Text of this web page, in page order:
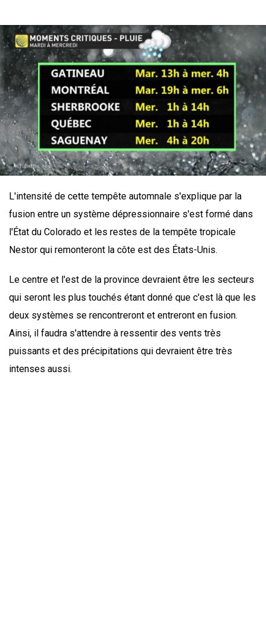
L'intensité de cette tempête automnale s'explique par la
fusion entre un système dépressionnaire s'est formé dans
l'État du Colorado et les restes de la tempête tropicale
Nestor qui remonteront la côte est des États-Unis.
Le centre et l'est de la province devraient être les secteurs
qui seront les plus touchés étant donné que c'est là que les
deux systèmes se rencontreront et entreront en fusion.
Ainsi, il faudra s'attendre à ressentir des vents très
puissants et des précipitations qui devraient être très
intenses aussi.